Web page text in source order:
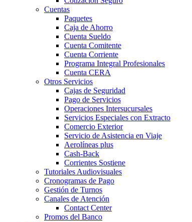
Cuentas
Paquetes
Caja de Ahorro
Cuenta Sueldo
Cuenta Comitente
Cuenta Corriente
Programa Integral Profesionales
Cuenta CERA
Otros Servicios
Cajas de Seguridad
Pago de Servicios
Operaciones Intersucursales
Servicios Especiales con Extracto
Comercio Exterior
Servicio de Asistencia en Viaje
Aerolíneas plus
Cash-Back
Corrientes Sostiene
Tutoriales Audiovisuales
Cronogramas de Pago
Gestión de Turnos
Canales de Atención
Contact Center
Promos del Banco